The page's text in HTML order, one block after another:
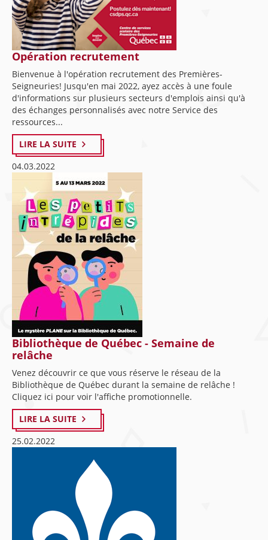
Opération recrutement
Bienvenue à l'opération recrutement des Premières-
Seigneuries! Jusqu'en mai 2022, ayez accès à une foule
d'informations sur plusieurs secteurs d'emplois ainsi qu'à
des échanges personnalisés avec notre Service des
ressources...
LIRE LA SUITE
04.03.2022
Bibliothèque de Québec - Semaine de
relâche
Venez découvrir ce que vous réserve le réseau de la
Bibliothèque de Québec durant la semaine de relâche !
Cliquez ici pour voir l'affiche promotionnelle.
LIRE LA SUITE
25.02.2022